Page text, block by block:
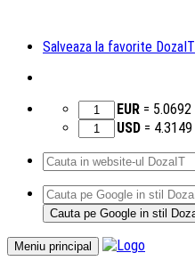
Salveaza la favorite DozaIT
EUR = 5.0692
USD = 4.3149
Caută
după:
Meniu principal
Sari